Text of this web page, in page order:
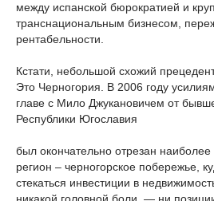
между испанской бюрократией и
транснациональным бизнесом,
рентабельности.
Кстати, небольшой схожий
Это Черногория. В 2006 году
главе с Мило Джукановичем от
Республики Югославия
был окончательно отрезан
регион – черногорское побережье,
стекаться инвестиции в